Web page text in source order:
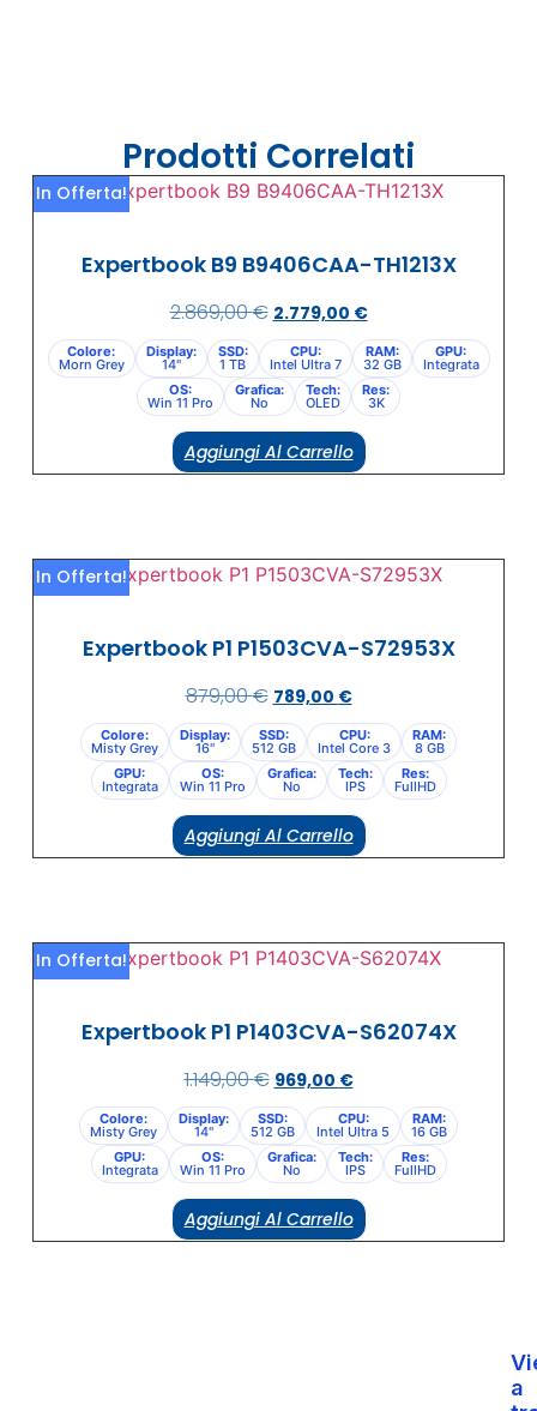
Prodotti Correlati
In Offerta!
Expertbook B9 B9406CAA-TH1213X
2.869,00€ 2.779,00 €
Colore:
Morn Grey
Display:
14"
SSD:
1 TB
CPU:
Intel Ultra 7
RAM:
32 GB
GPU:
Integrata
OS:
Win 11 Pro
Grafica:
No
Tech:
OLED
Res:
3K
Aggiungi Al Carrello
In Offerta!
Expertbook P1 P1503CVA-S72953X
879,00€ 789,00 €
Colore:
Misty Grey
Display:
16"
SSD:
512 GB
CPU:
Intel Core 3
RAM:
8 GB
GPU:
Integrata
OS:
Win 11 Pro
Grafica:
No
Tech:
IPS
Res:
FullHD
Aggiungi Al Carrello
In Offerta!
Expertbook P1 P1403CVA-S62074X
1.149,00€ 969,00 €
Colore:
Misty Grey
Display:
14"
SSD:
512 GB
CPU:
Intel Ultra 5
RAM:
16 GB
GPU:
Integrata
OS:
Win 11 Pro
Grafica:
No
Tech:
IPS
Res:
FullHD
Aggiungi Al Carrello
a